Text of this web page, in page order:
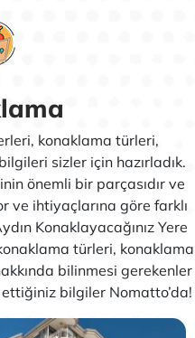
konaklama türleri,
sizler için hazırladık.
önemli bir parçasıdır ve
ve ihtiyaçlarına göre farklı
Konaklayacağınız Yere
türleri, konaklama
bilinmesi gerekenler
bilgiler Nomatto’da!